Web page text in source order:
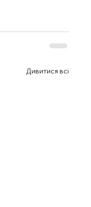
Дивитися всі